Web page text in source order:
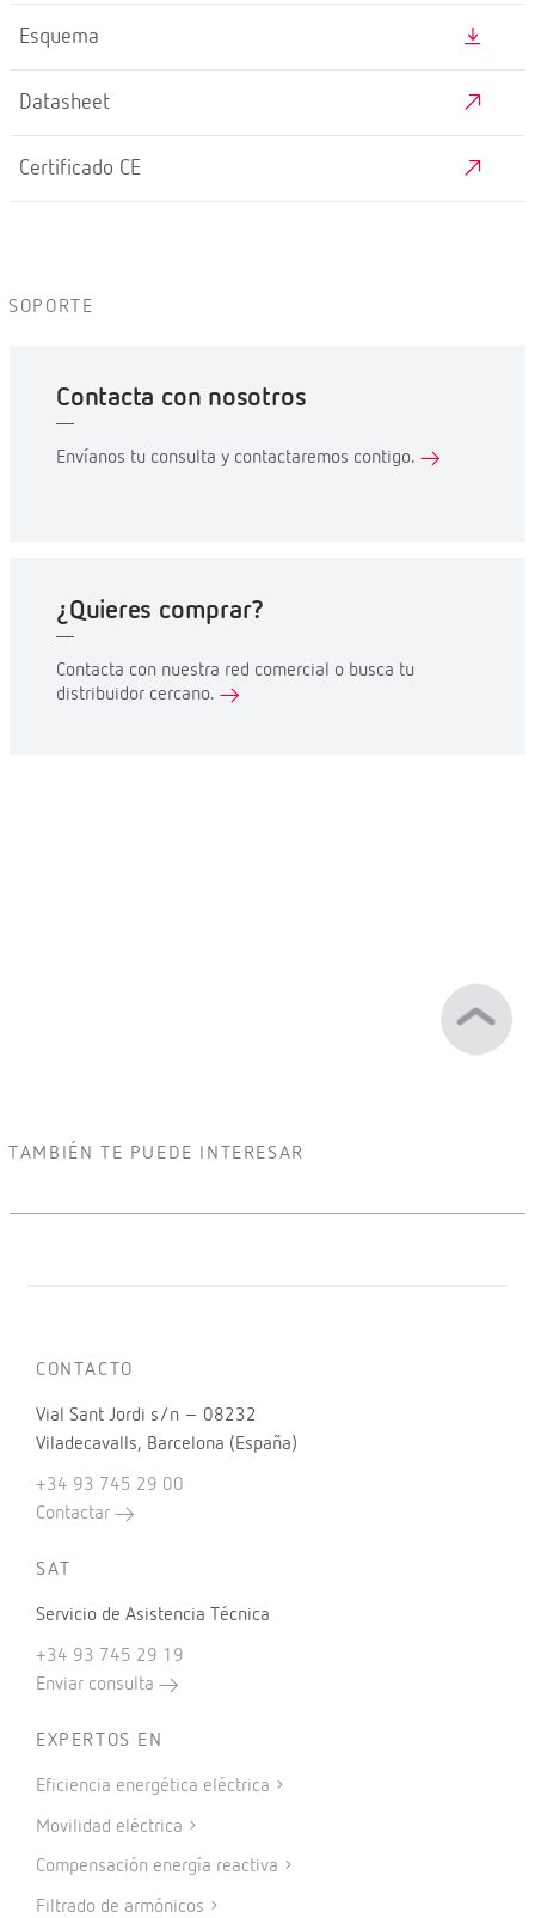
Esquema
Datasheet
Certificado CE
SOPORTE
Contacta con nosotros
Envíanos tu consulta y contactaremos contigo.
¿Quieres comprar?
Contacta con nuestra red comercial o busca tu
distribuidor cercano.
TAMBIÉN TE PUEDE INTERESAR
CONTACTO
Vial Sant Jordi s/n – 08232
Viladecavalls, Barcelona (España)
+34 93 745 29 00
Contactar
SAT
Servicio de Asistencia Técnica
+34 93 745 29 19
Enviar consulta
EXPERTOS EN
Eficiencia energética eléctrica
Movilidad eléctrica
Compensación energía reactiva
Filtrado de armónicos